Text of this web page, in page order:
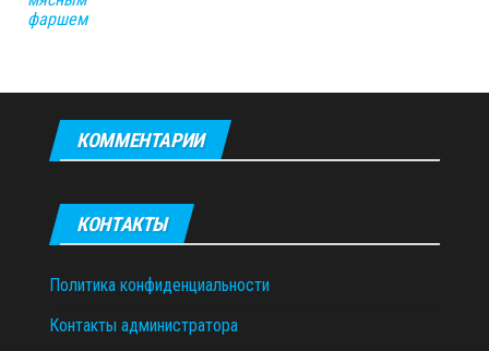
фаршем
КОММЕНТАРИИ
КОНТАКТЫ
Политика конфиденциальности
Контакты администратора